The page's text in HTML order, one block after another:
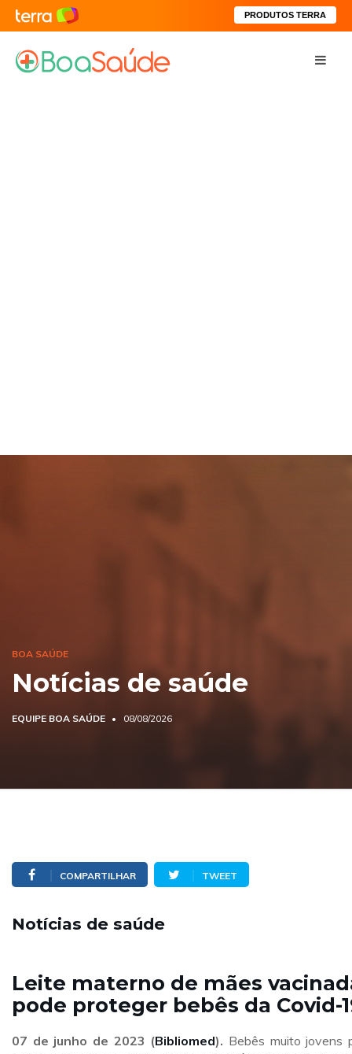
PRODUTOS TERRA
BOA SAÚDE
Notícias de saúde
EQUIPE BOA SAÚDE 08/08/2026
COMPARTILHAR TWEET
Notícias de saúde
Leite materno de mães
pode proteger bebês da Covid-
07 de junho de 2023 (Bibliomed). Bebês muito jovens